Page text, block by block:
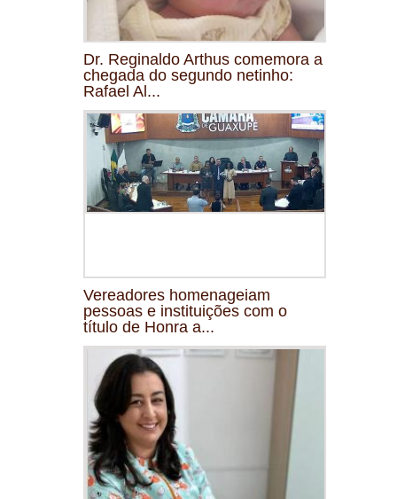
Dr. Reginaldo Arthus comemora a
chegada do segundo netinho:
Rafael Al...
Vereadores homenageiam
pessoas e instituições com o
título de Honra a...